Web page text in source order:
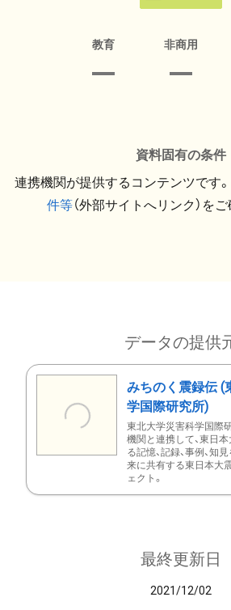
教育 非商用
資料固有の条件
連携機関が提供するコンテンツです。
件等（外部サイトへリンク）を
データの提供
みちのく震録伝 (
学国際研究所)
東北大学災害科学国際
機関と連携して、東日
る記憶、記録、事例、知
来に共有する東日本大
ェクト。
最終更新日
2021/12/02